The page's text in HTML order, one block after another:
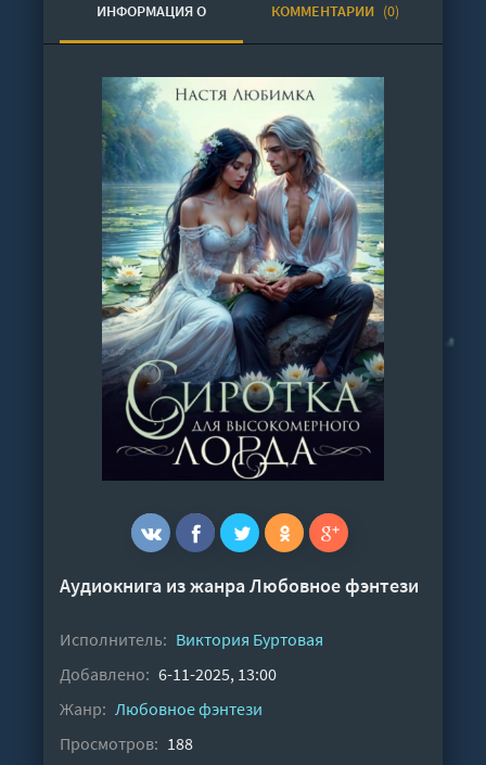
ИНФОРМАЦИЯ О
АУДИОКНИГЕ
КОММЕНТАРИИ (0)
Аудиокнига из жанраЛюбовное фэнтези
Исполнитель: Виктория Буртовая
Добавлено: 6-11-2025, 13:00
Жанр: Любовное фэнтези
Просмотров: 188